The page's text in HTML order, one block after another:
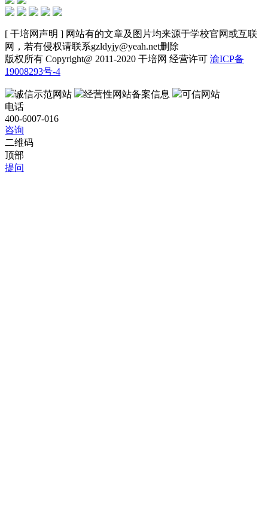
[ 干培网声明 ] 网站有的文章及图片均来源于学校官网或互联
网，若有侵权请联系gzldyjy@yeah.net删除
版权所有 Copyright@ 2011-2020 干培网 经营许可 渝ICP备
19008293号-4
诚信示范网站 经营性网站备案信息
可信网站
电话
400-6007-016
咨询
二维码
顶部
提问